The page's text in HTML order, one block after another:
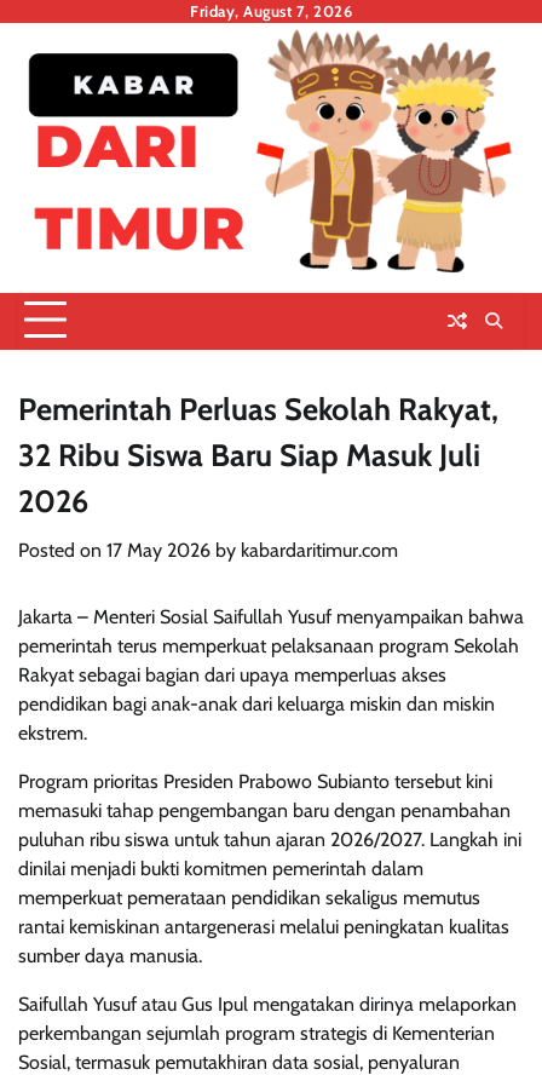
Friday, August 7, 2026
Pemerintah Perluas Sekolah Rakyat,
32 Ribu Siswa Baru Siap Masuk Juli
2026
Posted on 17 May 2026 by kabardaritimur.com
Jakarta – Menteri Sosial Saifullah Yusuf menyampaikan bahwa
pemerintah terus memperkuat pelaksanaan program Sekolah
Rakyat sebagai bagian dari upaya memperluas akses
pendidikan bagi anak-anak dari keluarga miskin dan miskin
ekstrem.
Program prioritas Presiden Prabowo Subianto tersebut kini
memasuki tahap pengembangan baru dengan penambahan
puluhan ribu siswa untuk tahun ajaran 2026/2027. Langkah ini
dinilai menjadi bukti komitmen pemerintah dalam
memperkuat pemerataan pendidikan sekaligus memutus
rantai kemiskinan antargenerasi melalui peningkatan kualitas
sumber daya manusia.
Saifullah Yusuf atau Gus Ipul mengatakan dirinya melaporkan
perkembangan sejumlah program strategis di Kementerian
Sosial, termasuk pemutakhiran data sosial, penyaluran